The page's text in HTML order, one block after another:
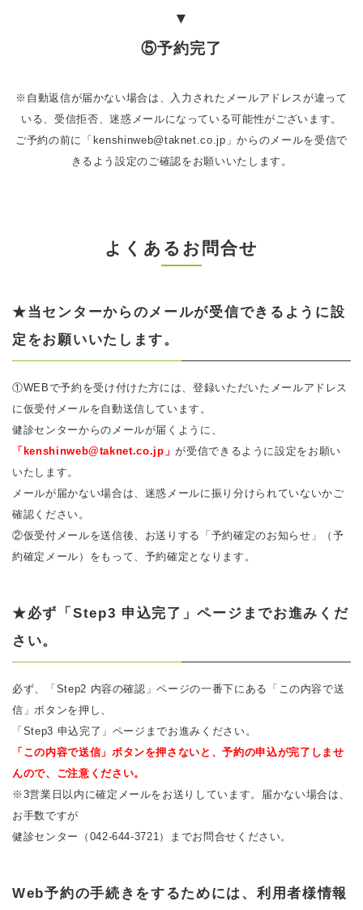
▼
⑤予約完了
※自動返信が届かない場合は、入力されたメールアドレスが違って
いる、受信拒否、迷惑メールになっている可能性がございます。
ご予約の前に「kenshinweb@taknet.co.jp」からのメールを受信で
きるよう設定のご確認をお願いいたします。
よくあるお問合せ
★当センターからのメールが受信できるように設
定をお願いいたします。
①WEBで予約を受け付けた方には、登録いただいたメールアドレス
に仮受付メールを自動送信しています。
健診センターからのメールが届くように、
「kenshinweb@taknet.co.jp」が受信できるように設定をお願い
いたします。
メールが届かない場合は、迷惑メールに振り分けられていないかご
確認ください。
②仮受付メールを送信後、お送りする「予約確定のお知らせ」（予
約確定メール）をもって、予約確定となります。
★必ず「Step3 申込完了」ページまでお進みくだ
さい。
必ず、「Step2 内容の確認」ページの一番下にある「この内容で送
信」ボタンを押し、
「Step3 申込完了」ページまでお進みください。
「この内容で送信」ボタンを押さないと、予約の申込が完了しませ
んので、ご注意ください。
※3営業日以内に確定メールをお送りしています。届かない場合は、
お手数ですが
健診センター（042-644-3721）までお問合せください。
Web予約の手続きをするためには、利用者様情報